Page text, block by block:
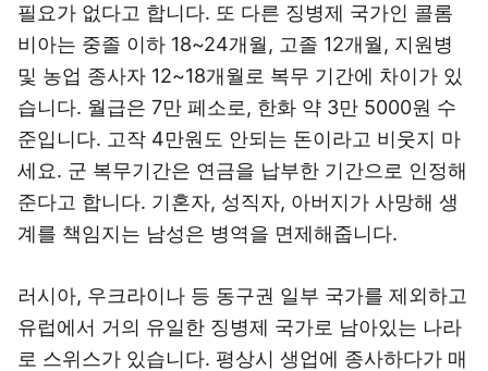
필요가 없다고 합니다. 또 다른 징병제 국가인 콜롬
비아는 중졸 이하 18~24개월, 고졸 12개월, 지원병
및 농업 종사자 12~18개월로 복무 기간에 차이가 있
습니다. 월급은 7만 페소로, 한화 약 3만 5000원 수
준입니다. 고작 4만원도 안되는 돈이라고 비웃지 마
세요. 군 복무기간은 연금을 납부한 기간으로 인정해
준다고 합니다. 기혼자, 성직자, 아버지가 사망해 생
계를 책임지는 남성은 병역을 면제해줍니다.
러시아, 우크라이나 등 동구권 일부 국가를 제외하고
유럽에서 거의 유일한 징병제 국가로 남아있는 나라
로 스위스가 있습니다. 평상시 생업에 종사하다가 매